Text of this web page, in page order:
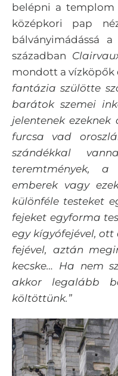
belépni a templom
középkori pap
bálványimádássá
században
mondott a vízköpők
fantázia szülötte
barátok szemei
jelentenek
furcsa vad
szándékkal
teremtmények,
emberek vagy
különféle testeket
fejeket egyforma
egy kígyófejével,
fejével, aztán
kecske… Ha nem
akkor legalább
költöttünk.”